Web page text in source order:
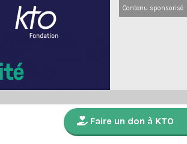
Contenu sponsorisé
Faire un don à KTO